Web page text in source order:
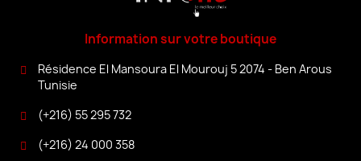
Information sur votre boutique
Résidence El Mansoura El Mourouj 5 2074 - Ben Arous
Tunisie
(+216) 55 295 732
(+216) 24 000 358